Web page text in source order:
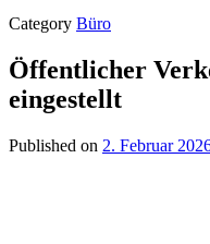
Category Büro
Öffentlicher
eingestellt
Published on 2. Februar